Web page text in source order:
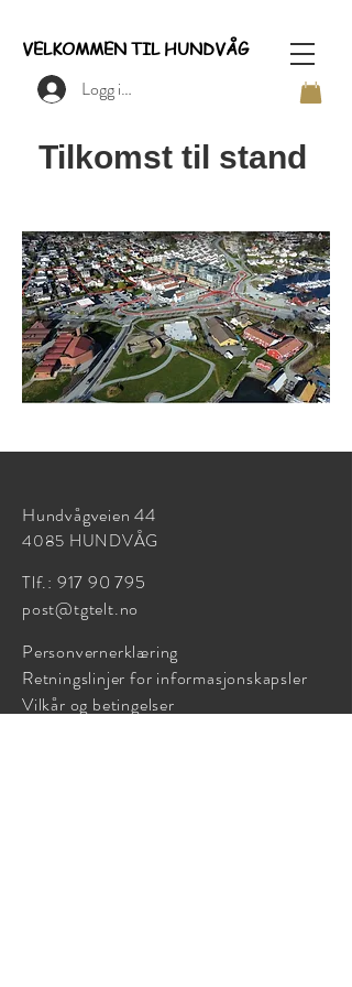
VELKOMMEN TIL HUNDVÅG
Logg inn
Tilkomst til stand
Hundvågveien 44
4085 HUNDVÅG
Tlf.: 917 90 795
post@tgtelt.no
Personvernerklæring
Retningslinjer for informasjonskapsler
Vilkår og betingelser